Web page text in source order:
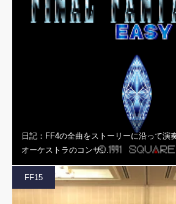
日記：FF4の全曲をストーリーに沿って演
オーケストラのコンサ…
FF15